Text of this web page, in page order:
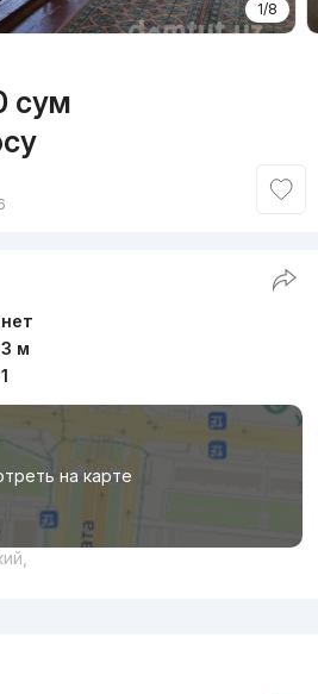
1/8
сум
нет
3 м
1
на карте